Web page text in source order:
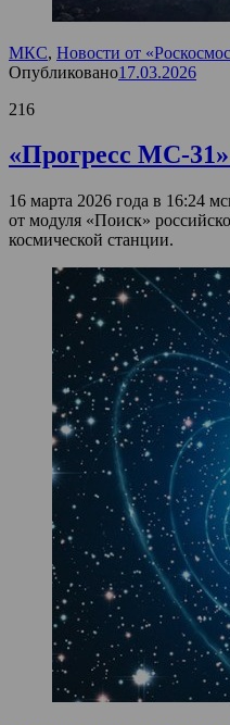
МКС, Новости от
Опубликовано17.03.2026
216
«Прогресс МС-
16 марта 2026 года в 16:24
от модуля «Поиск»
космической станции.